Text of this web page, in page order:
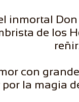
inmortal
de los
con
la magia